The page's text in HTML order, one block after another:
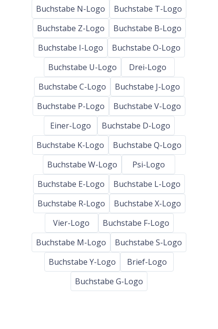
Buchstabe N-Logo
Buchstabe T-Logo
Buchstabe Z-Logo
Buchstabe B-Logo
Buchstabe I-Logo
Buchstabe O-Logo
Buchstabe U-Logo
Drei-Logo
Buchstabe C-Logo
Buchstabe J-Logo
Buchstabe P-Logo
Buchstabe V-Logo
Einer-Logo
Buchstabe D-Logo
Buchstabe K-Logo
Buchstabe Q-Logo
Buchstabe W-Logo
Psi-Logo
Buchstabe E-Logo
Buchstabe L-Logo
Buchstabe R-Logo
Buchstabe X-Logo
Vier-Logo
Buchstabe F-Logo
Buchstabe M-Logo
Buchstabe S-Logo
Buchstabe Y-Logo
Brief-Logo
Buchstabe G-Logo